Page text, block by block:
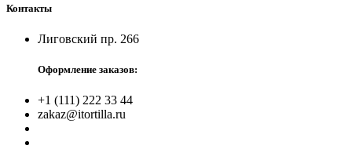
Контакты
Лиговский пр. 266
Оформление заказов:
+1 (111) 222 33 44
zakaz@itortilla.ru